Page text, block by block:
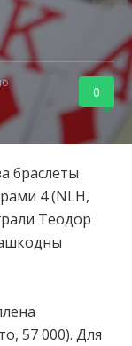
0
браслеты
4 (NLH,
Теодор
57 000). Для